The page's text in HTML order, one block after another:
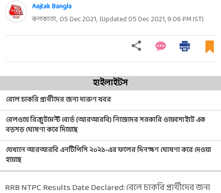
Aajtak Bangla
কলকাতা, 05 Dec 2021, (Updated 05 Dec 2021, 9:06 PMIST)
হাইলাইটস
রেলে চাকরি প্রার্থীদের জন্য দারুণ খবর
রেলওয়ে রিক্রুটমেন্ট বোর্ড (আরআরবি) নিজেদের সরকারি ওয়েবসাইটে এক
বড়সড় ঘোষণা করে দিয়েছে
যেখানে আরআরবি এনটিপিসি ২০২১-এর ফলের দিনক্ষণ ঘোষণা করে দেওয়া
হয়েছে
RRB NTPC Results Date Declared: রেলে চাকরি প্রার্থীদের জন্য